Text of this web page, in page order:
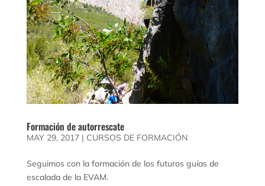
Formación de autorrescate
MAY 29, 2017| CURSOS DE FORMACIÓN
Seguimos con la formación de los futuros guías de
escalada de la EVAM.